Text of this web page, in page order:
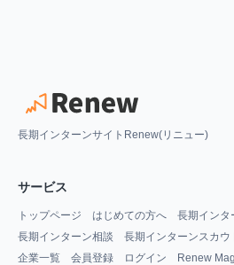
長期インターンサイトRenew(リニュー)
サービス
トップページ はじめての方へ
長期インタ
長期インターン相談
長期インターンスカウ
企業一覧
会員登録 ログイン Renew